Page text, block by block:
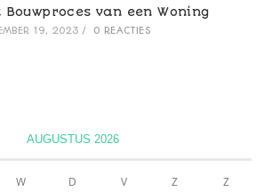
Bouwproces van een Woning
19, 2023 / 0 REACTIES
AUGUSTUS 2026
W D V Z Z